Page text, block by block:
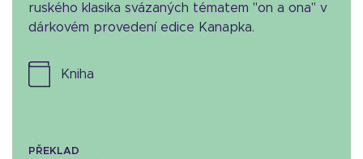
ruského klasika svázaných tématem "on a ona" v
dárkovém provedení edice Kanapka.
kniha
PŘEKLAD